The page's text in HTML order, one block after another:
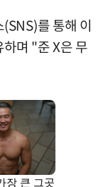
를 통해 이
하며 "준 X은 무